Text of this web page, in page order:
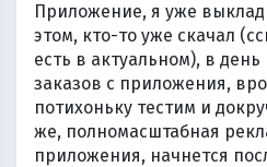
Приложение, я уже
этом, кто-то уже скачал
есть в актуальном), в день
заказов с приложения,
потихоньку тестим и
же, полномасштабная
приложения, начнется